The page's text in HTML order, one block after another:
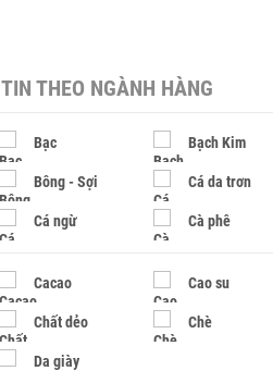
TIN THEO NGÀNH HÀNG
Bạc Bạch Kim
Bông - Sợi Cá da trơn
Cá ngừ Cà phê
Cacao Cao su
Chất dẻo Chè
Da giày